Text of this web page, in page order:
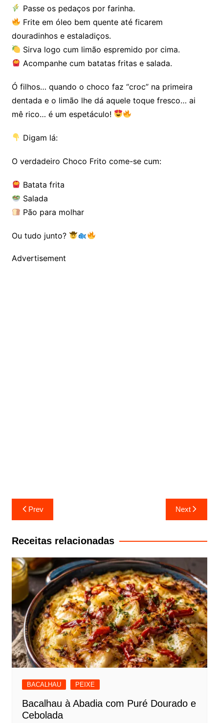
Passe os pedaços por farinha.
Frite em óleo bem quente até ficarem
douradinhos e estaladiços.
Sirva logo cum limão espremido por cima.
Acompanhe cum batatas fritas e salada.
Ó filhos… quando o choco faz “croc” na primeira
dentada e o limão lhe dá aquele toque fresco… ai
mê rico… é um espetáculo!
Digam lá:
O verdadeiro Choco Frito come-se cum:
Batata frita
Salada
Pão para molhar
Ou tudo junto?
Advertisement
Navegação
de
artigos
Prev Next
Receitas relacionadas
BACALHAU PEIXE
Bacalhau à Abadia com Puré Dourado e
Cebolada